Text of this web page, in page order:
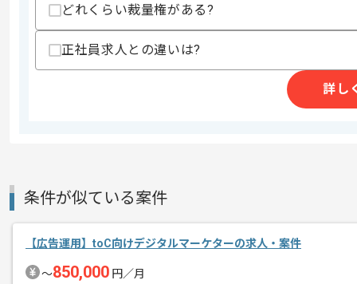
エージェントからのコ
メント
レバテックでの実績がある企業の案件で
Webマーケターの経験を活かすことがで
複数案件を保有している企業ですので、
ご経験と実績に応じて別案件のご提案
どれくらい裁量権がある?
正社員求人との違いは?
詳し
条件が似ている案件
【広告運用】toC向けデジタルマーケターの求人・案件
〜850,000 円／月